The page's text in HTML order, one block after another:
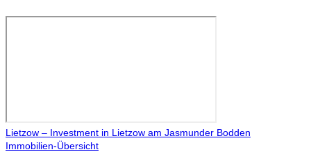
Lietzow – Investment in Lietzow am Jasmunder Bodden
Immobilien-Übersicht